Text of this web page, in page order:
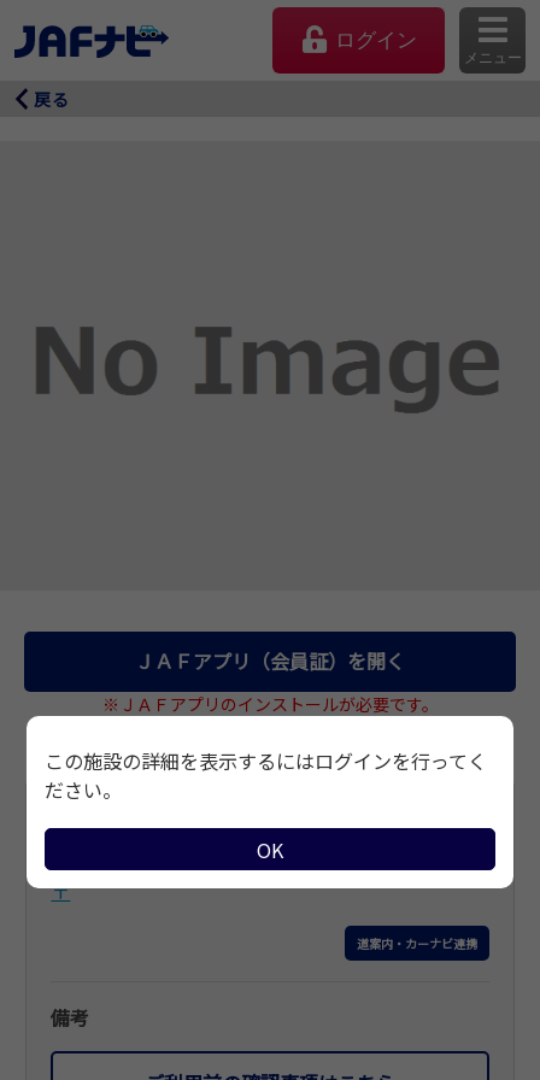
ログイン
メニュー
マイページ
戻る
ＪＡＦアプリ（会員証）を開く
※ＪＡＦアプリのインストールが必要です。
基本情報
住所
〒
道案内・カーナビ連携
備考
この施設の詳細を表示するにはログインを行ってく
ださい。
OK